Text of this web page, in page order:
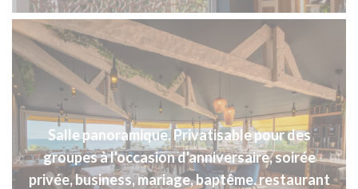
Salle panoramique. Privatisable pour des
groupes à l'occasion d'anniversaire, soirée
privée, business, mariage, baptême. restaurant